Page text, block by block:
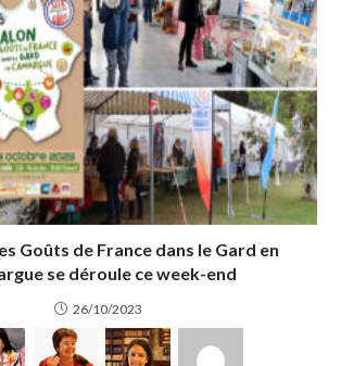
Goûts de France dans le Gard en
se déroule ce week-end
26/10/2023